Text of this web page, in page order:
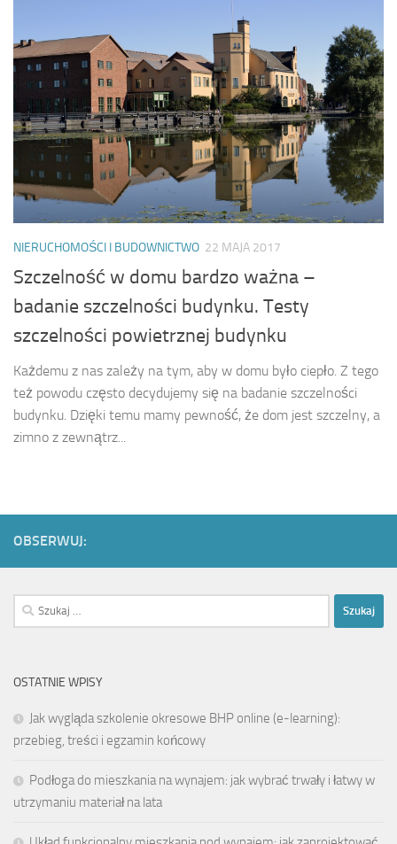
NIERUCHOMOŚCI I BUDOWNICTWO 22 MAJA 2017
Szczelność w domu bardzo ważna –
badanie szczelności budynku. Testy
szczelności powietrznej budynku
Każdemu z nas zależy na tym, aby w domu było ciepło. Z tego
też powodu często decydujemy się na badanie szczelności
budynku. Dzięki temu mamy pewność, że dom jest szczelny, a
zimno z zewnątrz...
OBSERWUJ:
Szukaj:
OSTATNIE WPISY
Jak wygląda szkolenie okresowe BHP online (e-learning):
przebieg, treści i egzamin końcowy
Podłoga do mieszkania na wynajem: jak wybrać trwały i łatwy w
utrzymaniu materiał na lata